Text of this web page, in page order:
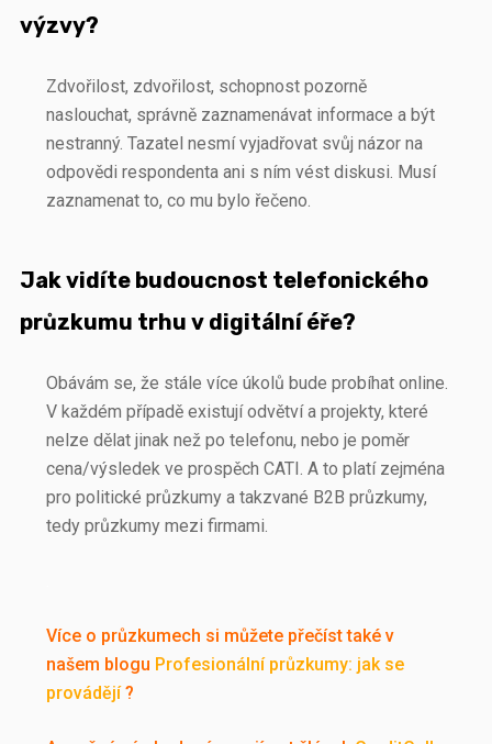
výzvy?
Zdvořilost, zdvořilost, schopnost pozorně
naslouchat, správně zaznamenávat informace a být
nestranný. Tazatel nesmí vyjadřovat svůj názor na
odpovědi respondenta ani s ním vést diskusi. Musí
zaznamenat to, co mu bylo řečeno.
Jak vidíte budoucnost telefonického
průzkumu trhu v digitální éře?
Obávám se, že stále více úkolů bude probíhat online.
V každém případě existují odvětví a projekty, které
nelze dělat jinak než po telefonu, nebo je poměr
cena/výsledek ve prospěch CATI. A to platí zejména
pro politické průzkumy a takzvané B2B průzkumy,
tedy průzkumy mezi firmami.
Více o průzkumech si můžete přečíst také v
našem blogu Profesionální průzkumy: jak se
provádějí?